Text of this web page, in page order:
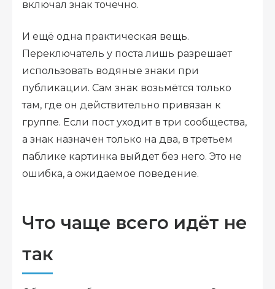
включал знак точечно.
И ещё одна практическая вещь.
Переключатель у поста лишь разрешает
использовать водяные знаки при
публикации. Сам знак возьмётся только
там, где он действительно привязан к
группе. Если пост уходит в три сообщества,
а знак назначен только на два, в третьем
паблике картинка выйдет без него. Это не
ошибка, а ожидаемое поведение.
Что чаще всего идёт не
так